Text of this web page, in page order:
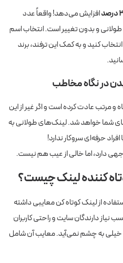
افزایش می‌دهد! واقعاً عدد
و بدون تغییر است. انتخاب اسم
کنید و به کمک این ترفند، برند
مرتب عادت کرده است و اگر غیر از این
شما خواهد شد. لینک‌های طولانی به
حرفه‌ای سروکار ندارد!
دارد، اما خالی از عیب هم نیست.
کننده لینک چیست؟
از لینک کوتاه کن معایبی داشته
نیاز دارندگان سایت و راحتی کاربران
به چشم نمی‌آید. معایب آن شامل